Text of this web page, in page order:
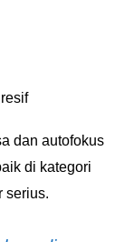
dan autofokus
di kategori
serius.